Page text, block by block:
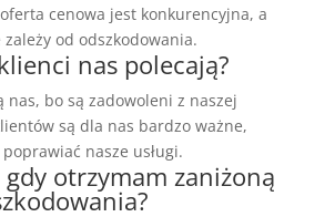
cenowa jest konkurencyjna, a
od odszkodowania.
nas polecają?
nas, bo są zadowoleni z naszej
są dla nas bardzo ważne,
nasze usługi.
gdy otrzymam zaniżoną